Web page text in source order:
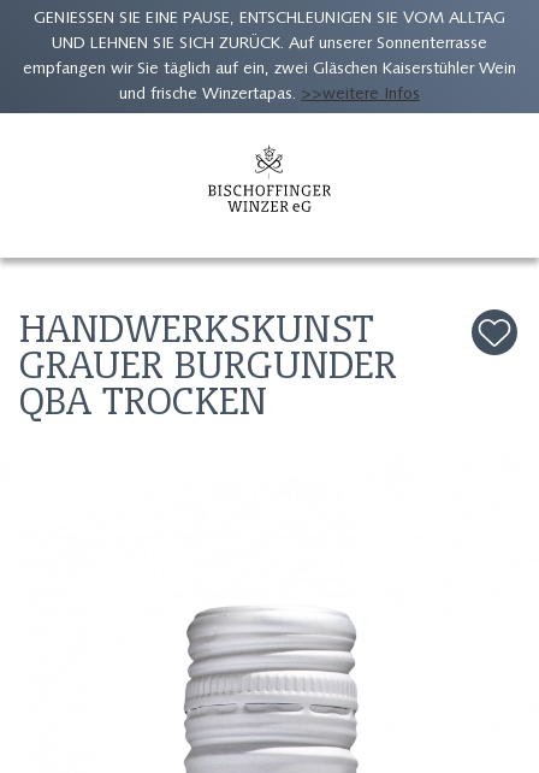
GENIESSEN SIE EINE PAUSE, ENTSCHLEUNIGEN SIE VOM ALLTAG
UND LEHNEN SIE SICH ZURÜCK. Auf unserer Sonnenterrasse
empfangen wir Sie täglich auf ein, zwei Gläschen Kaiserstühler Wein
und frische Winzertapas. >>weitere Infos
HANDWERKSKUNST
GRAUER BURGUNDER
QBA TROCKEN